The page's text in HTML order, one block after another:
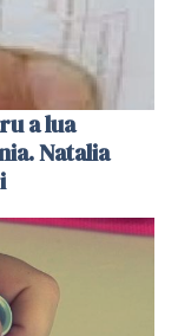
a lua
Natalia